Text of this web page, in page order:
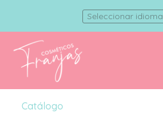
Seleccionar idioma
Catálogo